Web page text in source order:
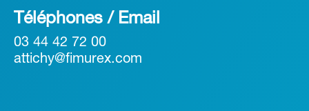
Téléphones / Email
03 44 42 72 00
attichy@fimurex.com